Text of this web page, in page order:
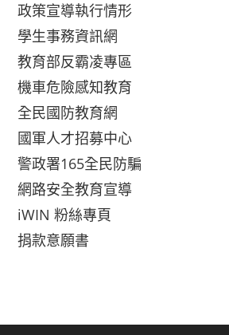
政策宣導執行情形
學生事務資訊網
教育部反霸凌專區
機車危險感知教育
全民國防教育網
國軍人才招募中心
警政署165全民防騙
網路安全教育宣導
iWIN 粉絲專頁
捐款意願書